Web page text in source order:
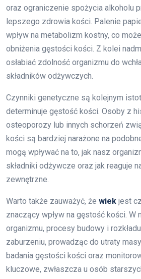
oraz ograniczenie spożycia alkoholu
lepszego zdrowia kości. Palenie
wpływ na metabolizm kostny, co
obniżenia gęstości kości. Z kolei
osłabiać zdolność organizmu do
składników odżywczych.
Czynniki genetyczne są kolejnym
determinuje gęstość kości. Osoby z
osteoporozy lub innych schorzeń
kości są bardziej narażone na
mogą wpływać na to, jak nasz
składniki odżywcze oraz jak reaguje
zewnętrzne.
Warto także zauważyć, że wiek jest
znaczący wpływ na gęstość kości. W
organizmu, procesy budowy i
zaburzeniu, prowadząc do utraty
badania gęstości kości oraz
kluczowe, zwłaszcza u osób